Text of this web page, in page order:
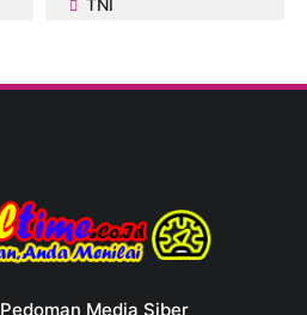
Pedoman Media Siber